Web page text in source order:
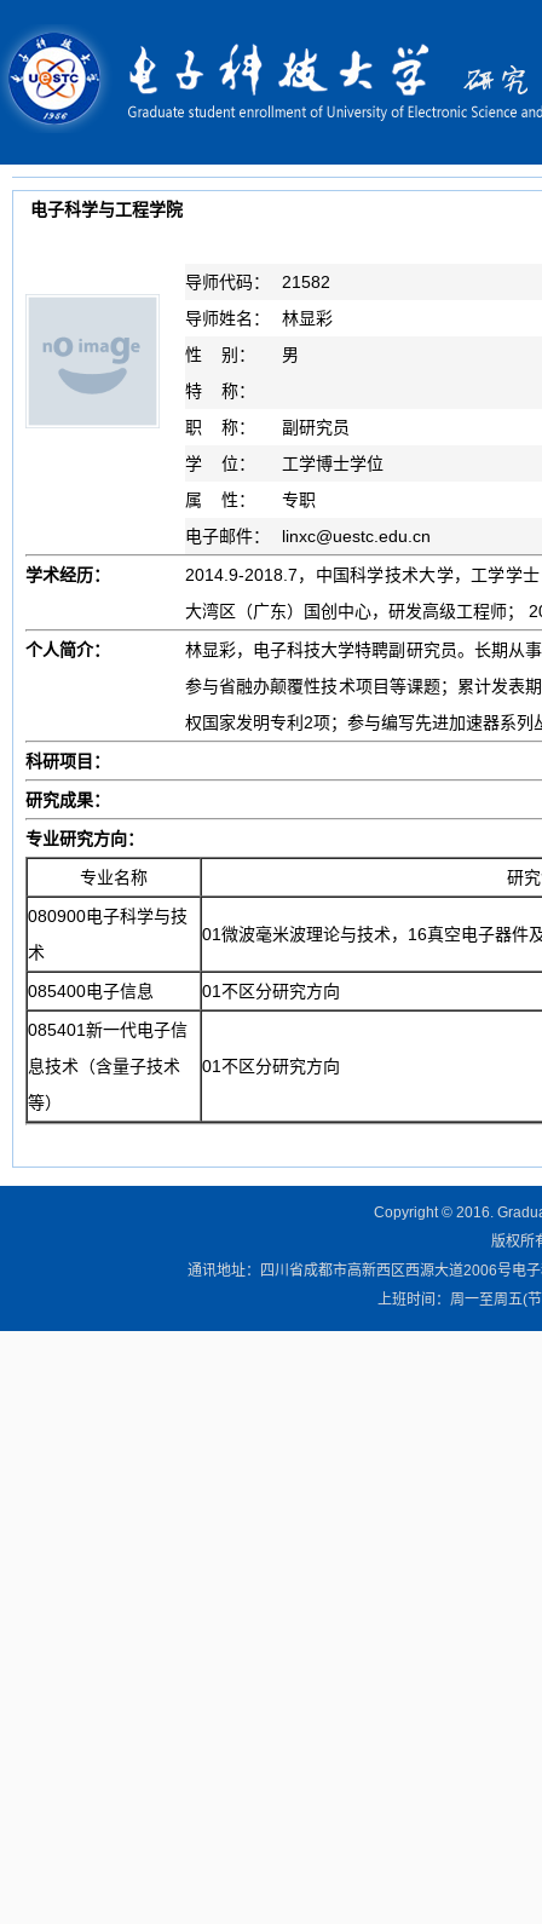
电子科学与工程学院
导师代码：
21582
导师姓名：
林显彩
性 别：
男
特 称：
职 称：
副研究员
学 位：
工学博士学位
属 性：
专职
电子邮件：
linxc@uestc.edu.cn
学术经历：
2014.9-2018.7，中国科学技术大学，工学学
大湾区（广东）国创中心，研发高级工程师；
个人简介：
林显彩，电子科技大学特聘副研究员。长期从
参与省融办颠覆性技术项目等课题；累计发表
权国家发明专利2项；参与编写先进加速器系列
科研项目：
研究成果：
专业研究方向：
专业名称
研
080900电子科学与技
术
01微波毫米波理论与技术，16真空电子器件
085400电子信息
01不区分研究方向
085401新一代电子信
息技术（含量子技术
等）
01不区分研究方向
Copyright © 2016.
版权所
通讯地址：四川省成都市高新西区西源大道2006号电
上班时间：周一至周五(